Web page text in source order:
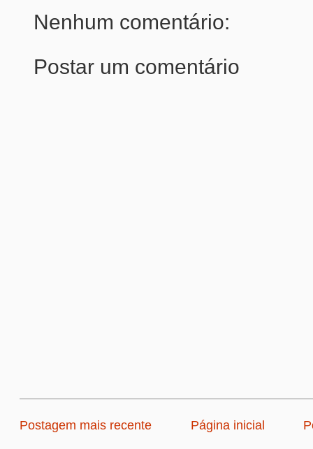
Nenhum comentário:
Postar um comentário
Postagem mais recente Página inicial